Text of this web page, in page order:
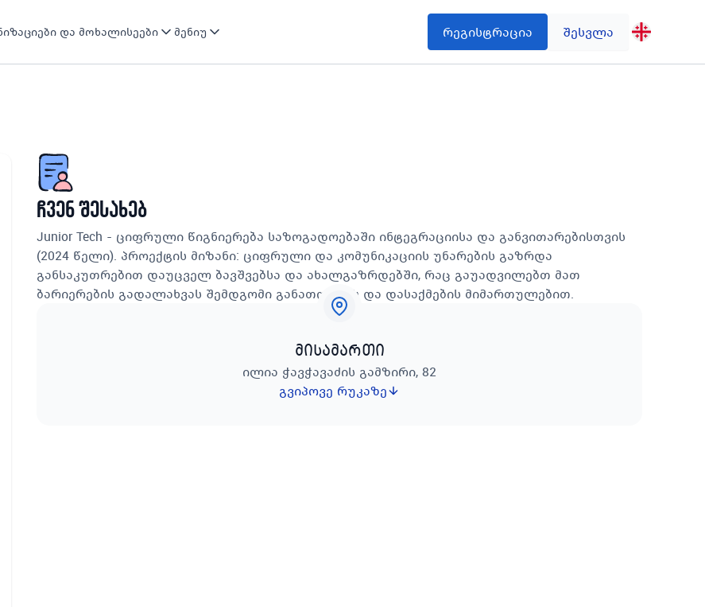
და მოხალისეები მენიუ რეგისტრაცია შესვლა
ჩვენ შესახებ
Junior Tech - ციფრული წიგნიერება საზოგადოებაში ინტეგრაციისა და განვითარებისთვის
(2024 წელი). პროექტის მიზანი: ციფრული და კომუნიკაციის უნარების გაზრდა
განსაკუთრებით დაუცველ ბავშვებსა და ახალგაზრდებში, რაც გაუადვილებთ მათ
ბარიერების გადალახვას შემდგომი განათლების და დასაქმების მიმართულებით.
მისამართი
ილია ჭავჭავაძის გამზირი, 82
გვიპოვე რუკაზე